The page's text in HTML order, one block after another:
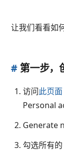
让我们看看如
#第一步
访问此页面
Personal
Generate
勾选所有